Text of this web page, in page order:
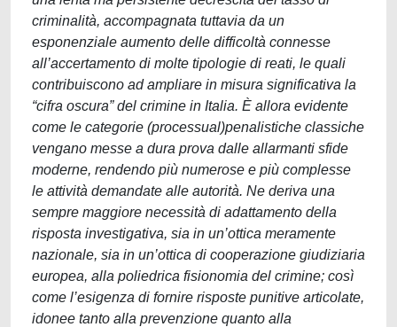
criminalità, accompagnata tuttavia da un
esponenziale aumento delle difficoltà connesse
all’accertamento di molte tipologie di reati, le quali
contribuiscono ad ampliare in misura significativa la
“cifra oscura” del crimine in Italia. È allora evidente
come le categorie (processual)penalistiche classiche
vengano messe a dura prova dalle allarmanti sfide
moderne, rendendo più numerose e più complesse
le attività demandate alle autorità. Ne deriva una
sempre maggiore necessità di adattamento della
risposta investigativa, sia in un’ottica meramente
nazionale, sia in un’ottica di cooperazione giudiziaria
europea, alla poliedrica fisionomia del crimine; così
come l’esigenza di fornire risposte punitive articolate,
idonee tanto alla prevenzione quanto alla